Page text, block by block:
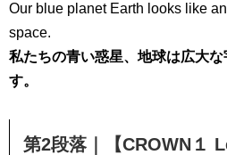
Our blue planet Earth looks like
space.
私たちの青い惑星、地球は広大
す。
第2段落｜【CROWN１